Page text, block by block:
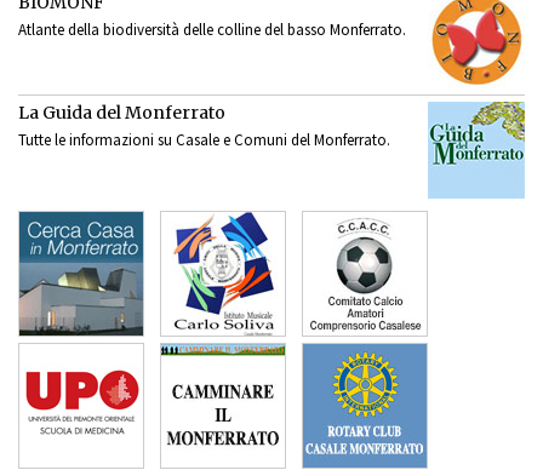
Atlante della biodiversità delle colline del basso Monferrato.
La Guida del Monferrato
Tutte le informazioni su Casale e Comuni del Monferrato.